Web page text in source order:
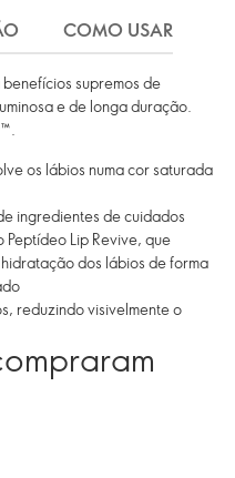
COMO USAR
supremos de
e de longa duração.
os lábios numa cor saturada
ingredientes de cuidados
Lip Revive, que
dos lábios de forma
reduzindo visivelmente o